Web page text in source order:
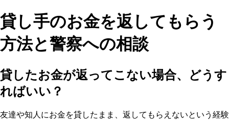
貸し手のお金を返してもらう
方法と警察への相談
貸したお金が返ってこない場合、どうす
ればいい？
友達や知人にお金を貸したまま、返してもらえないという経験